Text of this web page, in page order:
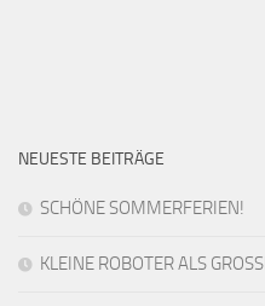
NEUESTE BEITRÄGE
SCHÖNE SOMMERFERIEN!
KLEINE ROBOTER ALS